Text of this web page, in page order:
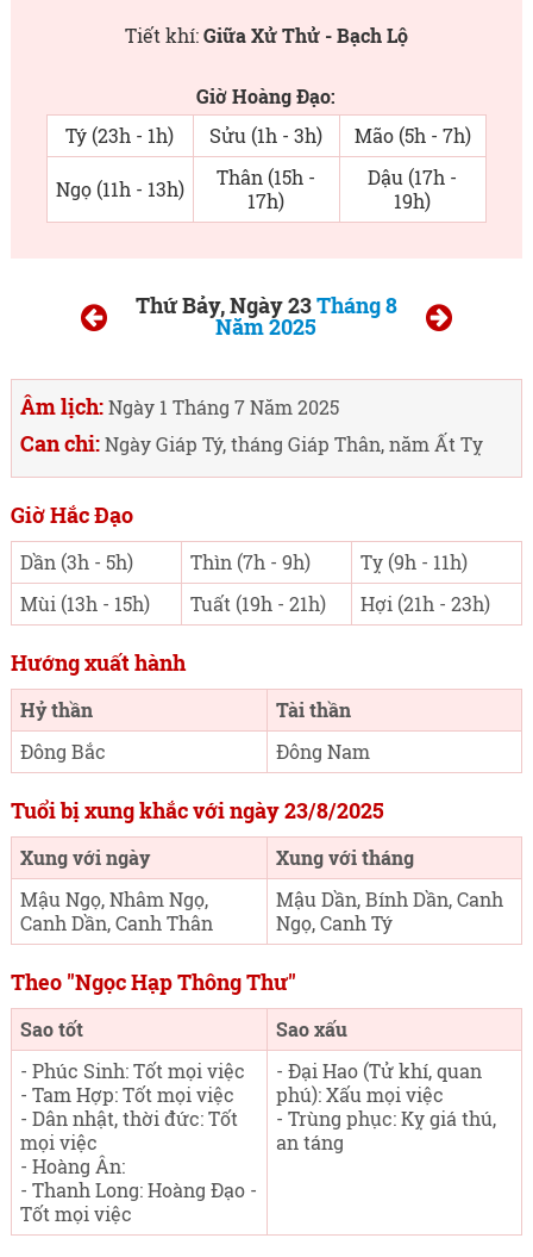
Tiết khí:Giữa Xử Thử - Bạch Lộ
Giờ Hoàng Đạo:
Tý (23h - 1h)
Sửu (1h - 3h) Mão (5h - 7h)
Ngọ (11h - 13h)
Thân (15h -
17h)
Dậu (17h -
19h)
Thứ Bảy, Ngày 23Tháng 8
Năm 2025
Âm lịch:Ngày 1 Tháng 7 Năm 2025
Can chi:Ngày Giáp Tý, tháng Giáp Thân, năm Ất Tỵ
Giờ Hắc Đạo
Dần (3h - 5h) Thìn (7h - 9h)
Tỵ (9h - 11h)
Mùi (13h - 15h)
Tuất (19h - 21h) Hợi (21h - 23h)
Hướng xuất hành
Hỷ thần
Tài thần
Đông Bắc
Đông Nam
Tuổi bị xung khắc với ngày 23/8/2025
Xung với ngày
Xung với tháng
Mậu Ngọ, Nhâm Ngọ,
Canh Dần, Canh Thân
Mậu Dần, Bính Dần, Canh
Ngọ, Canh Tý
Theo "Ngọc Hạp Thông Thư"
Sao tốt
Sao xấu
- Phúc Sinh: Tốt mọi việc
- Tam Hợp: Tốt mọi việc
- Dân nhật, thời đức: Tốt
mọi việc
- Hoàng Ân:
- Thanh Long: Hoàng Đạo -
Tốt mọi việc
- Đại Hao (Tử khí, quan
phú): Xấu mọi việc
- Trùng phục: Kỵ giá thú,
an táng